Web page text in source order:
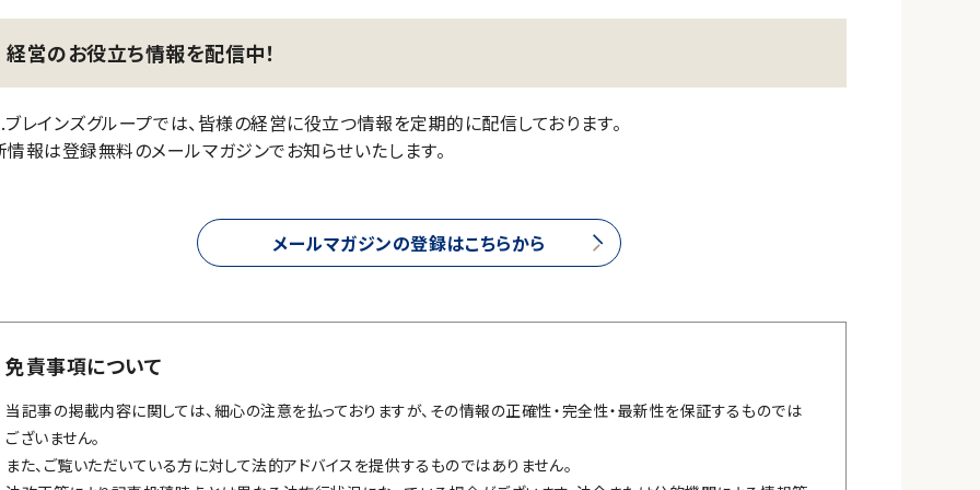
経営のお役立ち情報を配信中！
レインズグループでは、皆様の経営に役立つ情報を定期的に配信しております。
情報は登録無料のメールマガジンでお知らせいたします。
メールマガジンの登録はこちらから
免責事項について
当記事の掲載内容に関しては、細心の注意を払っておりますが、その情報の正確性・完全性・最新性を保証するものでは
ございません。
また、ご覧いただいている方に対して法的アドバイスを提供するものではありません。